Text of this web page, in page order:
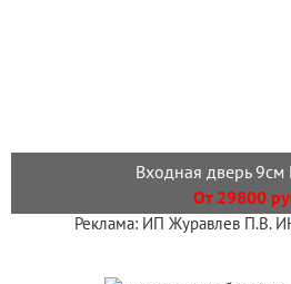
Входная дверь 9см
От 29800
Реклама: ИП Журавлев П.В.